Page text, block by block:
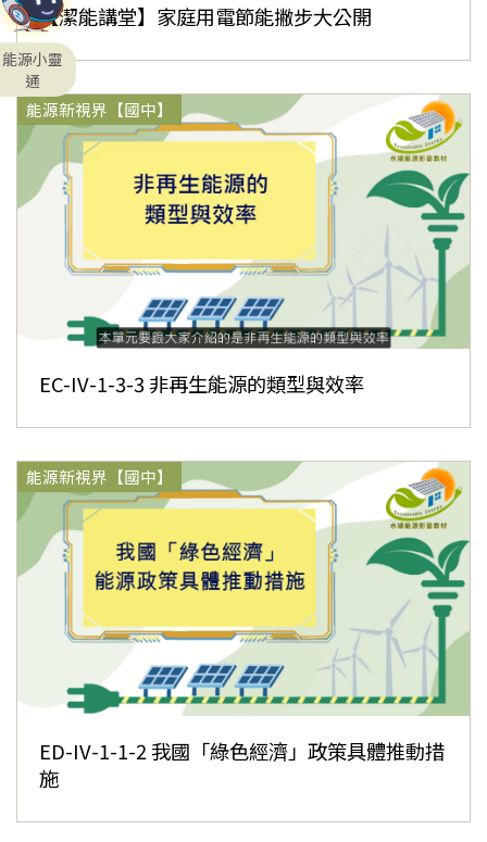
【潔能講堂】家庭用電節能撇步大公開
能源新視界【國中】
EC-IV-1-3-3 非再生能源的類型與效率
能源新視界【國中】
ED-IV-1-1-2 我國「綠色經濟」政策具體推動措
施
能源小靈
通